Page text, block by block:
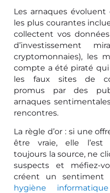
Les arnaques
les plus courantes
collectent vos
d’investissement
cryptomonnaies), les
compte a été piraté
les faux sites de
promus par des
arnaques
rencontres.
La règle d’or : si une
être vraie, elle l’est
toujours la source, ne
suspects et méfiez-
créent un sentiment
hygiène informatique